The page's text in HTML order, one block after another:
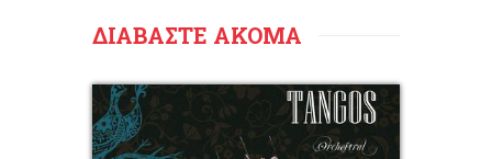
ΔΙΑΒΑΣΤΕ ΑΚΟΜΑ